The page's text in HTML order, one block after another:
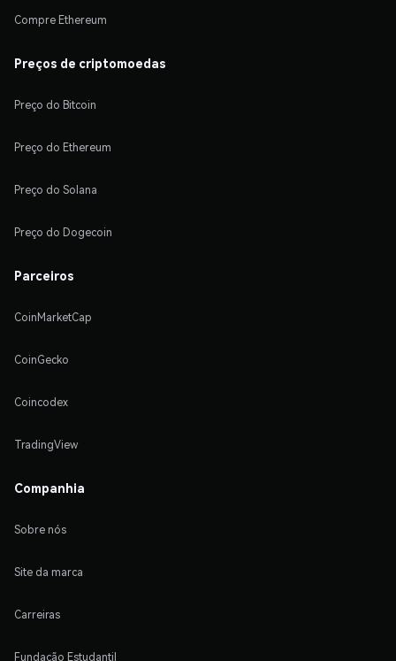
Compre Ethereum
Preços de criptomoedas
Preço do Bitcoin
Preço do Ethereum
Preço do Solana
Preço do Dogecoin
Parceiros
CoinMarketCap
CoinGecko
Coincodex
TradingView
Companhia
Sobre nós
Site da marca
Carreiras
Fundação Estudantil